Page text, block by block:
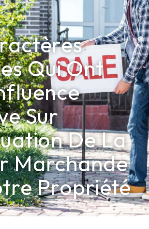
Qui Ont
Sur
De La
Marchande
Propriété